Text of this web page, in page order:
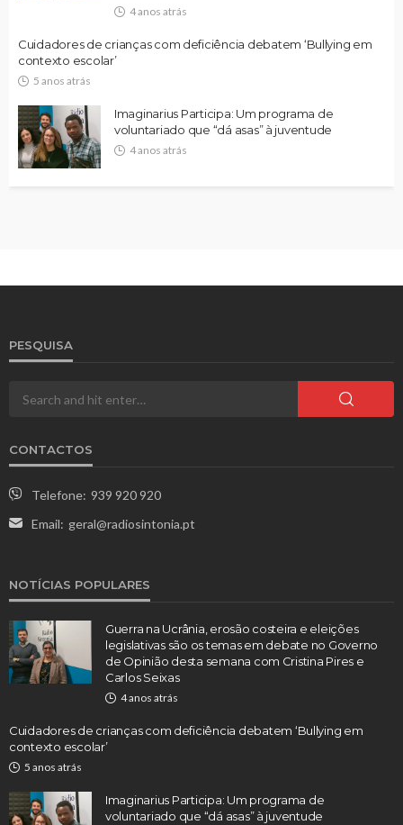
4 anos atrás
Cuidadores de crianças com deficiência debatem ‘Bullying em
contexto escolar’
5 anos atrás
Imaginarius Participa: Um programa de
voluntariado que “dá asas” à juventude
4 anos atrás
PESQUISA
CONTACTOS
Telefone: 939 920 920
Email: geral@radiosintonia.pt
NOTÍCIAS POPULARES
Guerra na Ucrânia, erosão costeira e eleições
legislativas são os temas em debate no Governo
de Opinião desta semana com Cristina Pires e
Carlos Seixas
4 anos atrás
Cuidadores de crianças com deficiência debatem ‘Bullying em
contexto escolar’
5 anos atrás
Imaginarius Participa: Um programa de
voluntariado que “dá asas” à juventude